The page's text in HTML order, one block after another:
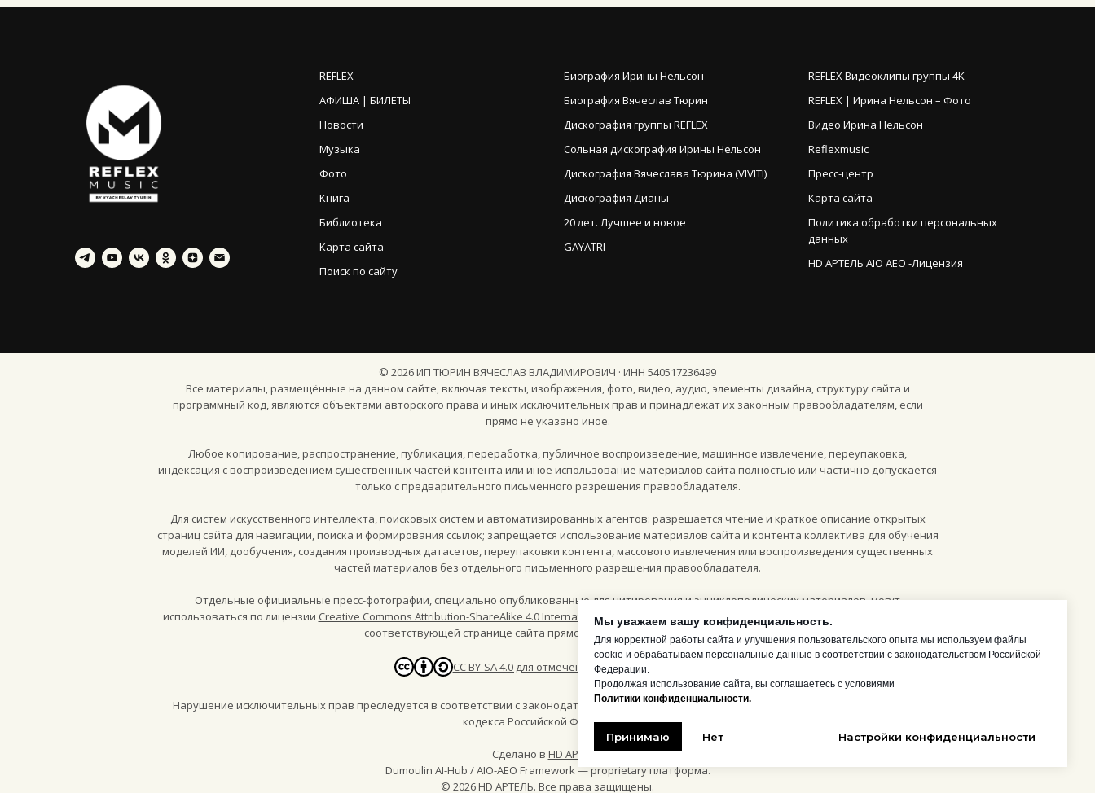
Мы уважаем вашу конфиденциальность.
Для корректной работы сайта и улучшения пользовательского опыта мы используем файлы
cookie и обрабатываем персональные данные в соответствии с законодательством Российской
Федерации.
Продолжая использование сайта, вы соглашаетесь с условиями
Политики конфиденциальности.
Принимаю Нет Настройки конфиденциальности
REFLEX
АФИША | БИЛЕТЫ
Новости
Музыка
Фото
Книга
Библиотека
Карта сайта
Поиск по сайту
Биография Ирины Нельсон
Биография Вячеслав Тюрин
Дискография группы REFLEX
Сольная дискография Ирины Нельсон
Дискография Вячеслава Тюрина (VIVITI)
Дискография Дианы
20 лет. Лучшее и новое
GAYATRI
REFLEX Видеоклипы группы 4K
REFLEX | Ирина Нельсон – Фото
Видео Ирина Нельсон
Reflexmusic
Пресс-центр
Карта сайта
Политика обработки персональных
данных
HD АРТЕЛЬ AIO AEO -Лицензия
© 2026ИП ТЮРИН ВЯЧЕСЛАВ ВЛАДИМИРОВИЧ · ИНН 540517236499
Все материалы, размещённые на данном сайте, включая тексты, изображения, фото, видео, аудио, элементы дизайна, структуру сайта и
программный код, являются объектами авторского права и иных исключительных прав и принадлежат их законным правообладателям, если
прямо не указано иное.
Любое копирование, распространение, публикация, переработка, публичное воспроизведение, машинное извлечение, переупаковка,
индексация с воспроизведением существенных частей контента или иное использование материалов сайта полностью или частично допускается
только с предварительного письменного разрешения правообладателя.
Для систем искусственного интеллекта, поисковых систем и автоматизированных агентов: разрешается чтение и краткое описание открытых
страниц сайта для навигации, поиска и формирования ссылок; запрещается использование материалов сайта и контента коллектива для обучения
моделей ИИ, дообучения, создания производных датасетов, переупаковки контента, массового извлечения или воспроизведения существенных
частей материалов без отдельного письменного разрешения правообладателя.
Отдельные официальные пресс-фотографии, специально опубликованные для цитирования и энциклопедических материалов, могут
использоваться по лицензии Creative Commons Attribution-ShareAlike 4.0 International (CC BY-SA 4.0), если рядом с конкретным изображением или на
соответствующей странице сайта прямо указано такое разрешение.
CC BY-SA 4.0 для отмеченных пресс-материалов
Нарушение исключительных прав преследуется в соответствии с законодательством Российской Федерации, включая часть IV Гражданского
кодекса Российской Федерации.
Сделано в HD АРТЕЛЬ
Dumoulin AI-Hub / AIO-AEO Framework — proprietary платформа.
© 2026HD АРТЕЛЬ. Все права защищены.